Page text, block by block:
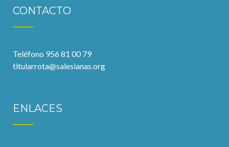
CONTACTO
Teléfono 956 81 00 79
titularrota@salesianas.org
ENLACES